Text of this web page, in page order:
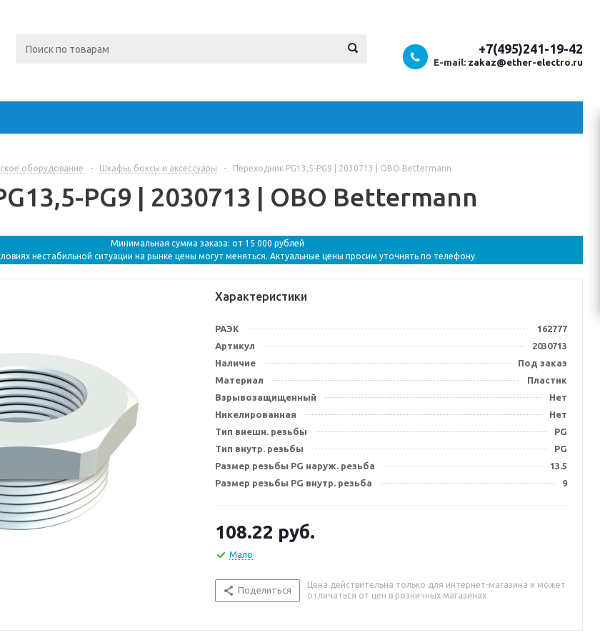
+7(495)241-19-42
E-mail: zakaz@ether-electro.ru
оборудование - Шкафы, боксы и аксессуары - Переходник PG13,5-PG9 | 2030713 | OBO Bettermann
PG9 | 2030713 | OBO Bettermann
Минимальная сумма заказа: от 15 000 рублей
нестабильной ситуации на рынке цены могут меняться. Актуальные цены просим уточнять по телефону.
Характеристики
РАЭК
162777
Артикул
2030713
Наличие
Под заказ
Материал
Пластик
Взрывозащищенный
Нет
Никелированная
Нет
Тип внешн. резьбы
PG
Тип внутр. резьбы
PG
Размер резьбы PG наруж. резьба
13.5
Размер резьбы PG внутр. резьба
9
108.22 руб.
Мало
Поделиться
Цена действительна только для интернет-магазина и может
отличаться от цен в розничных магазинах